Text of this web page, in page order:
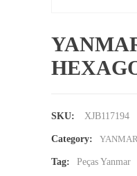
SKU: XJB117194
Category:
Tag: Peças Yanmar